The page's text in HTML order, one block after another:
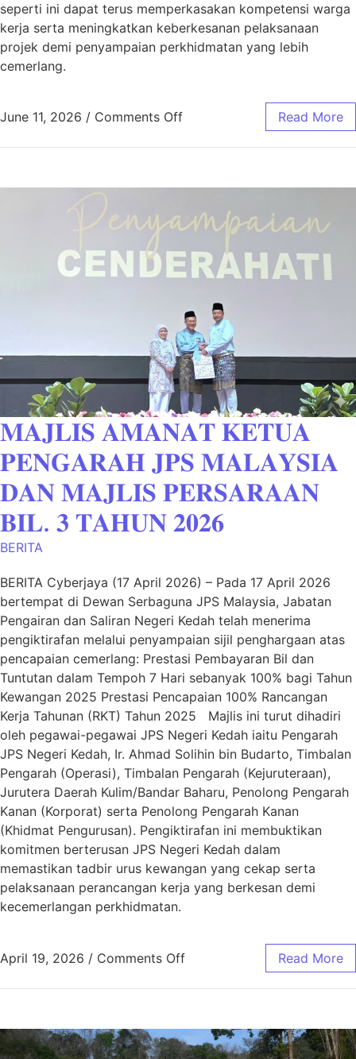
seperti ini dapat terus memperkasakan kompetensi warga
kerja serta meningkatkan keberkesanan pelaksanaan
projek demi penyampaian perkhidmatan yang lebih
cemerlang.
June 11, 2026 / Comments Off Read More
𝐌𝐀𝐉𝐋𝐈𝐒 𝐀𝐌𝐀𝐍𝐀𝐓 𝐊𝐄𝐓𝐔𝐀
𝐏𝐄𝐍𝐆𝐀𝐑𝐀𝐇 𝐉𝐏𝐒 𝐌𝐀𝐋𝐀𝐘𝐒𝐈𝐀
𝐃𝐀𝐍 𝐌𝐀𝐉𝐋𝐈𝐒 𝐏𝐄𝐑𝐒𝐀𝐑𝐀𝐀𝐍
𝐁𝐈𝐋. 𝟑 𝐓𝐀𝐇𝐔𝐍 𝟐𝟎𝟐𝟔
BERITA
BERITA Cyberjaya (17 April 2026) – Pada 17 April 2026
bertempat di Dewan Serbaguna JPS Malaysia, Jabatan
Pengairan dan Saliran Negeri Kedah telah menerima
pengiktirafan melalui penyampaian sijil penghargaan atas
pencapaian cemerlang: Prestasi Pembayaran Bil dan
Tuntutan dalam Tempoh 7 Hari sebanyak 100% bagi Tahun
Kewangan 2025 Prestasi Pencapaian 100% Rancangan
Kerja Tahunan (RKT) Tahun 2025 Majlis ini turut dihadiri
oleh pegawai-pegawai JPS Negeri Kedah iaitu Pengarah
JPS Negeri Kedah, Ir. Ahmad Solihin bin Budarto, Timbalan
Pengarah (Operasi), Timbalan Pengarah (Kejuruteraan),
Jurutera Daerah Kulim/Bandar Baharu, Penolong Pengarah
Kanan (Korporat) serta Penolong Pengarah Kanan
(Khidmat Pengurusan). Pengiktirafan ini membuktikan
komitmen berterusan JPS Negeri Kedah dalam
memastikan tadbir urus kewangan yang cekap serta
pelaksanaan perancangan kerja yang berkesan demi
kecemerlangan perkhidmatan.
April 19, 2026 / Comments Off Read More